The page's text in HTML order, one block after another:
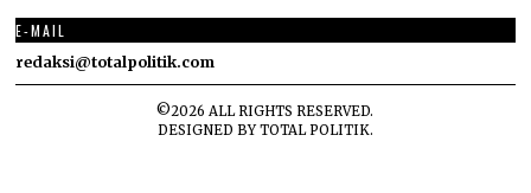
E-MAIL
redaksi@totalpolitik.com
©2026 ALL RIGHTS RESERVED.
DESIGNED BYTOTAL POLITIK.